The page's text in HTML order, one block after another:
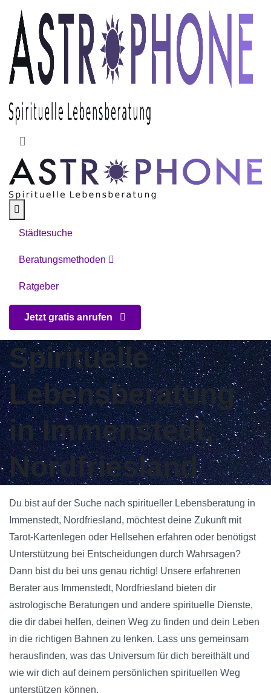
Skip to main content
Städtesuche
Beratungsmethoden
Ratgeber
Jetzt gratis anrufen
Spirituelle
Lebensberatung
in Immenstedt,
Nordfriesland
Du bist auf der Suche nach spiritueller Lebensberatung in
Immenstedt, Nordfriesland, möchtest deine Zukunft mit
Tarot-Kartenlegen oder Hellsehen erfahren oder benötigst
Unterstützung bei Entscheidungen durch Wahrsagen?
Dann bist du bei uns genau richtig! Unsere erfahrenen
Berater aus Immenstedt, Nordfriesland bieten dir
astrologische Beratungen und andere spirituelle Dienste,
die dir dabei helfen, deinen Weg zu finden und dein Leben
in die richtigen Bahnen zu lenken. Lass uns gemeinsam
herausfinden, was das Universum für dich bereithält und
wie wir dich auf deinem persönlichen spirituellen Weg
unterstützen können.